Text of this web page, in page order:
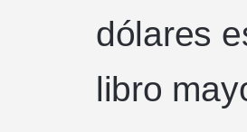
dólares
libro